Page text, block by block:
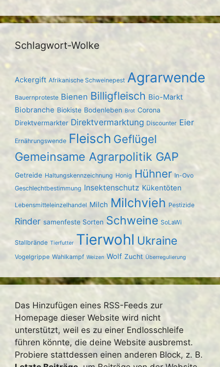
Schlagwort-Wolke
Ackergift Afrikanische Schweinepest Agrarwende
Bauernproteste Bienen Billigfleisch Bio-Markt
Biobranche Biokiste Bodenleben Brot Corona
Direktvermarkter Direktvermarktung Discounter Eier
Ernährungswende Fleisch Geflügel
Gemeinsame Agrarpolitik GAP
Getreide Haltungskennzeichnung Honig Hühner In-Ovo
Geschlechtbestimmung Insektenschutz Kükentöten
Lebensmitteleinzelhandel Milch Milchvieh Pestizide
Rinder samenfeste Sorten Schweine SoLaWi
Stallbrände Tierfutter Tierwohl Ukraine
Vogelgrippe Wahlkampf Weizen Wolf Zucht Überregulierung
Das Hinzufügen eines RSS-Feeds zur
Homepage dieser Website wird nicht
unterstützt, weil es zu einer Endlosschleife
führen könnte, die deine Website ausbremst.
Probiere stattdessen einen anderen Block, z. B.